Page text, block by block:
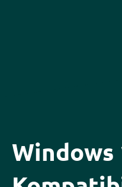
Windows